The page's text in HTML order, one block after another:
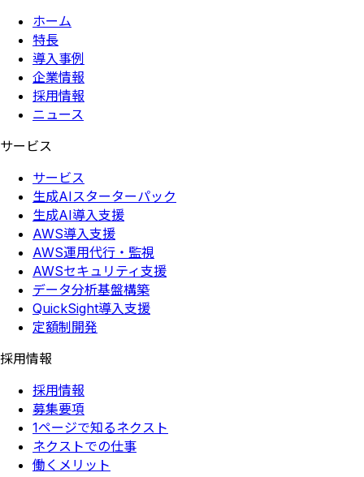
ホーム
特長
導入事例
企業情報
採用情報
ニュース
サービス
サービス
生成AIスターターパック
生成AI導入支援
AWS導入支援
AWS運用代行・監視
AWSセキュリティ支援
データ分析基盤構築
QuickSight導入支援
定額制開発
採用情報
採用情報
募集要項
1ページで知るネクスト
ネクストでの仕事
働くメリット